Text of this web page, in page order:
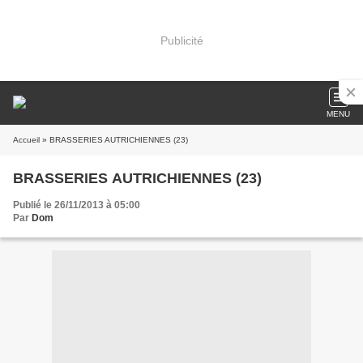
Publicité
MENU
Accueil » BRASSERIES AUTRICHIENNES (23)
BRASSERIES AUTRICHIENNES (23)
Publié le 26/11/2013 à 05:00
Par Dom